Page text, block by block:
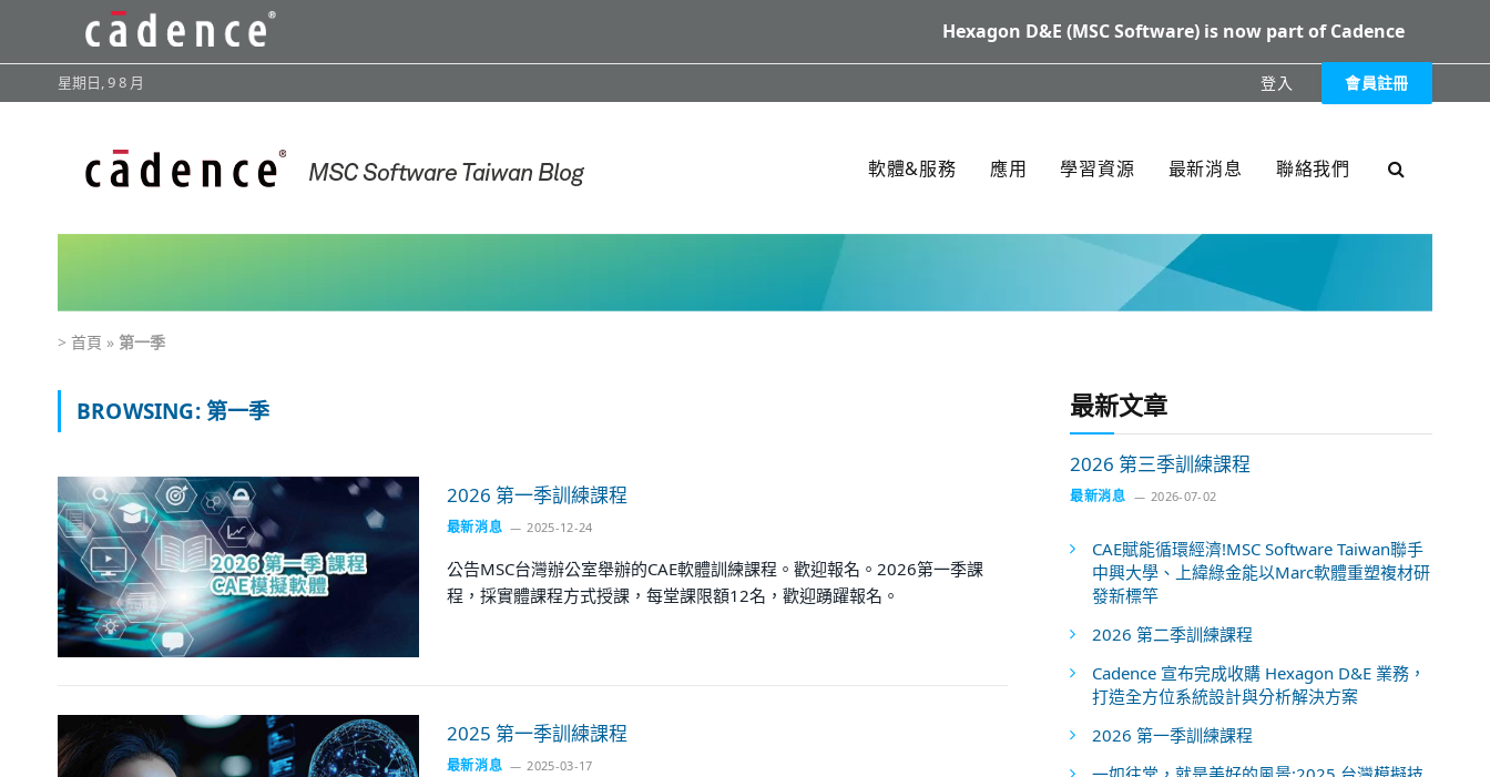
Hexagon D&E (MSC Software) is now part of Cadence
星期日, 9 8 月 登入
會員註冊
軟體&服務 應用 學習資源 最新消息 聯絡我們
> 首頁 » 第一季
BROWSING:第一季
2026 第一季訓練課程
最新消息 2025-12-24
公告MSC台灣辦公室舉辦的CAE軟體訓練課程。歡迎報名。2026第一季課
程，採實體課程方式授課，每堂課限額12名，歡迎踴躍報名。
2025 第一季訓練課程
最新消息 2025-03-17
最新文章
2026 第三季訓練課程
最新消息 2026-07-02
CAE賦能循環經濟!MSC Software Taiwan聯手
中興大學、上緯綠金能以Marc軟體重塑複材研
發新標竿
2026 第二季訓練課程
Cadence 宣布完成收購 Hexagon D&E 業務，
打造全方位系統設計與分析解決方案
2026 第一季訓練課程